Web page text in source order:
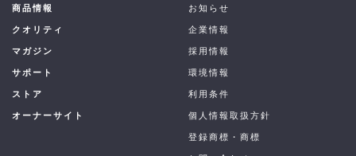
商品情報
クオリティ
マガジン
サポート
ストア
オーナーサイト
お知らせ
企業情報
採用情報
環境情報
利用条件
個人情報取扱方針
登録商標・商標